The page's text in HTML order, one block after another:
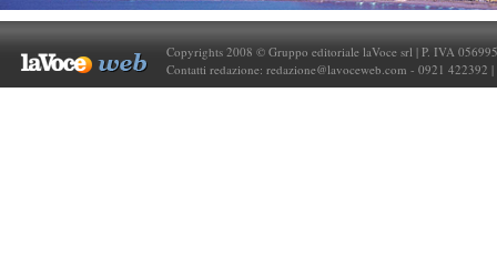
Copyrights 2008 © Gruppo editoriale laVoce srl | P. IVA
Contatti redazione: redazione@lavoceweb.com - 0921 422392 |